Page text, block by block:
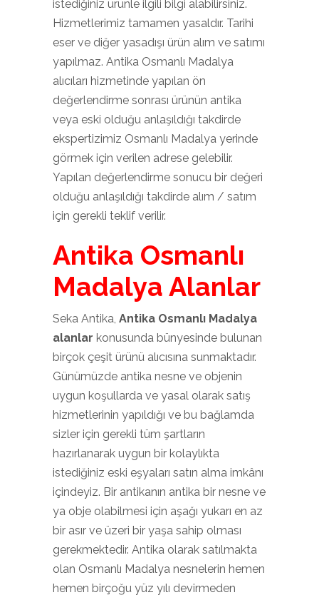
istediğiniz ürünle ilgili bilgi alabilirsiniz.
Hizmetlerimiz tamamen yasaldır. Tarihi
eser ve diğer yasadışı ürün alım ve satımı
yapılmaz. Antika Osmanlı Madalya
alıcıları hizmetinde yapılan ön
değerlendirme sonrası ürünün antika
veya eski olduğu anlaşıldığı takdirde
ekspertizimiz Osmanlı Madalya yerinde
görmek için verilen adrese gelebilir.
Yapılan değerlendirme sonucu bir değeri
olduğu anlaşıldığı takdirde alım / satım
için gerekli teklif verilir.
Antika Osmanlı
Madalya Alanlar
Seka Antika, Antika Osmanlı Madalya
alanlar konusunda bünyesinde bulunan
birçok çeşit ürünü alıcısına sunmaktadır.
Günümüzde antika nesne ve objenin
uygun koşullarda ve yasal olarak satış
hizmetlerinin yapıldığı ve bu bağlamda
sizler için gerekli tüm şartların
hazırlanarak uygun bir kolaylıkta
istediğiniz eski eşyaları satın alma imkânı
içindeyiz. Bir antikanın antika bir nesne ve
ya obje olabilmesi için aşağı yukarı en az
bir asır ve üzeri bir yaşa sahip olması
gerekmektedir. Antika olarak satılmakta
olan Osmanlı Madalya nesnelerin hemen
hemen birçoğu yüz yılı devirmeden